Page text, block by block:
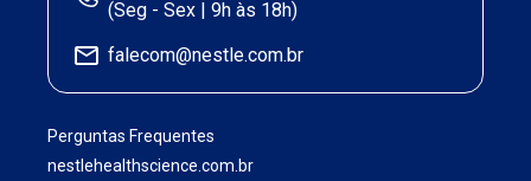
(Seg - Sex | 9h às 18h)
falecom@nestle.com.br
Perguntas Frequentes
nestlehealthscience.com.br